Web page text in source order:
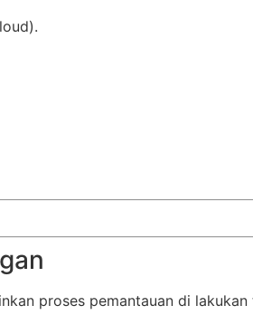
proses pemantauan di lakukan